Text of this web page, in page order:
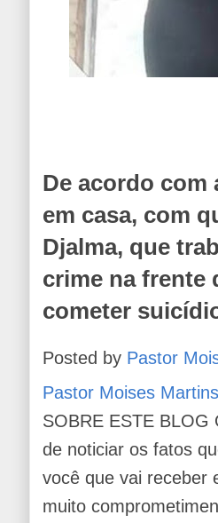
De acordo com
em casa, com
Djalma, que
crime na frente
cometer
Posted by Pastor
Pastor Moises Martins
SOBRE ESTE
de noticiar os fatos
você que vai receber
muito